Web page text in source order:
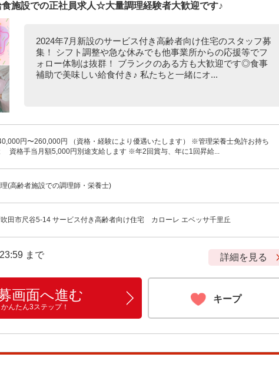
施設での正社員求人☆大量調理経験者大歓迎です♪
2024年7月新設のサービス付き高齢者向け住宅のスタッフ募
集！ シフト調整や急な休みでも他事業所からの応援等でフ
ォロー体制は抜群！ ブランクのある方も大歓迎です◎食事
補助で美味しい給食付き♪ 私たちと一緒にオ...
円〜260,000円 （資格・経験により優遇いたします） ※管理栄養士免許お持ち
資格手当月額5,000円別途支給します ※年2回賞与、年に1回昇給...
(高齢者施設での調理師・栄養士)
田市尺谷5-14 サービス付き高齢者向け住宅 カローレ エベッサ千里丘
まで 詳細を見る
画面へ進む
かんたん3ステップ！
キープ